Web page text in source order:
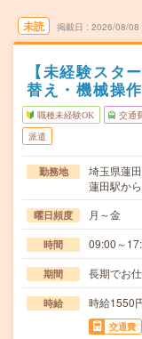
未読 掲載日 2026/08/08
【未経験スタ
替え・機械操
職種未経験OK 交通
派遣
勤務地
埼玉県蓮
蓮田駅か
曜日頻度 月～金
時間 09:00～
期間 長期でお
時給 時給1550
交通費